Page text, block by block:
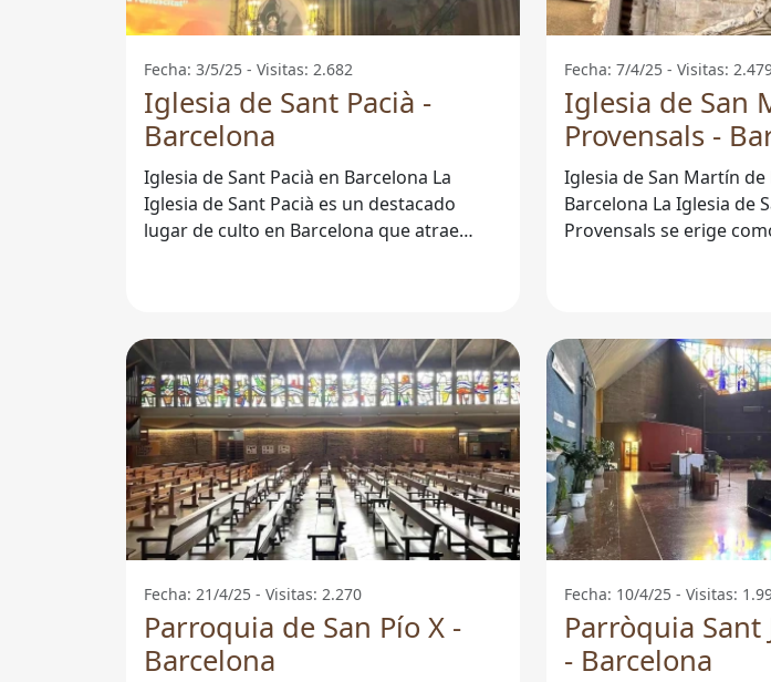
Fecha: 3/5/25 - Visitas: 2.682
Iglesia de Sant Pacià -
Barcelona
Iglesia de Sant Pacià en Barcelona La
Iglesia de Sant Pacià es un destacado
lugar de culto en Barcelona que atrae
Fecha: 7/4/25 - Visitas:
Iglesia de San
Provensals -
Iglesia de San Martín de
Barcelona La Iglesia de San Martín de
Provensals se erige
Fecha: 21/4/25 - Visitas: 2.270
Parroquia de San Pío X -
Barcelona
Fecha: 10/4/25 - Visitas:
Parròquia Sant
- Barcelona